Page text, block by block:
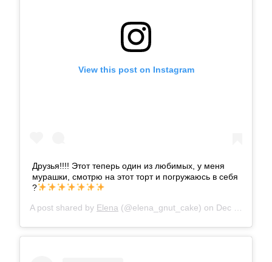
View this post on Instagram
Друзья!!!! Этот теперь один из любимых, у меня
мурашки, смотрю на этот торт и погружаюсь в себя
?
A post shared by Elena (@elena_gnut_cake) on Dec 24, 2017 at 1:45am PST